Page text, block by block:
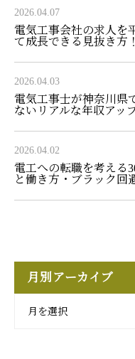
2026.04.07
電気工事会社の求人を
て成長できる見抜き方
2026.04.03
電気工事士が神奈川県
ないリアルな年収アッ
2026.04.02
電工への転職を考える
と働き方・ブラック回
月別アーカイブ
月を選択